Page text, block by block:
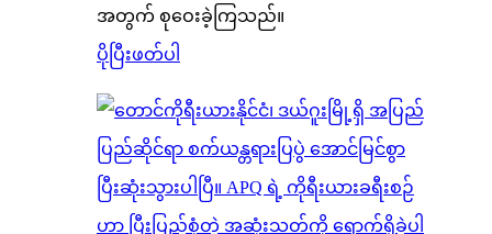
အတွက် စုဝေးခဲ့ကြသည်။
ပိုပြီးဖတ်ပါ